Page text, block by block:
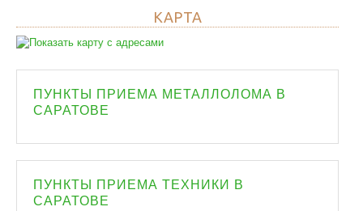
КАРТА
ПУНКТЫ ПРИЕМА МЕТАЛЛОЛОМА В
САРАТОВЕ
ПУНКТЫ ПРИЕМА ТЕХНИКИ В
САРАТОВЕ